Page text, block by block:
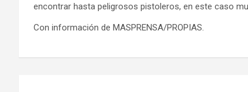
encontrar hasta peligrosos pistoleros, en este caso
Con información de MASPRENSA/PROPIAS.